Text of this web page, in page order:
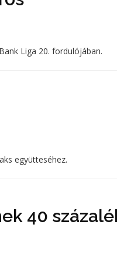
Liga 20. fordulójában.
együtteséhez.
40